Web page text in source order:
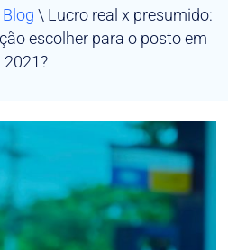
Blog \ Lucro real x presumido:
escolher para o posto em
2021?